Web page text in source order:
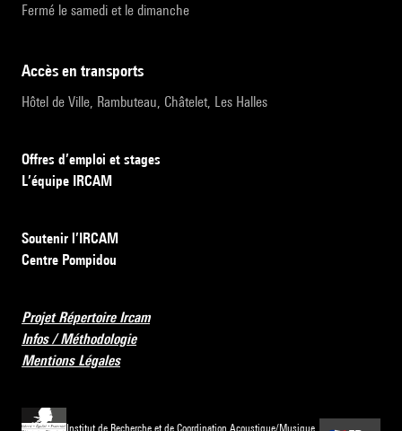
Fermé le samedi et le dimanche
accès en transports
Hôtel de Ville, Rambuteau, Châtelet, Les Halles
Offres d’emploi et stages
L’équipe IRCAM
Soutenir l’IRCAM
Centre Pompidou
Projet Répertoire Ircam
Infos / Méthodologie
Mentions Légales
Institut de Recherche et de Coordination Acoustique/Musique